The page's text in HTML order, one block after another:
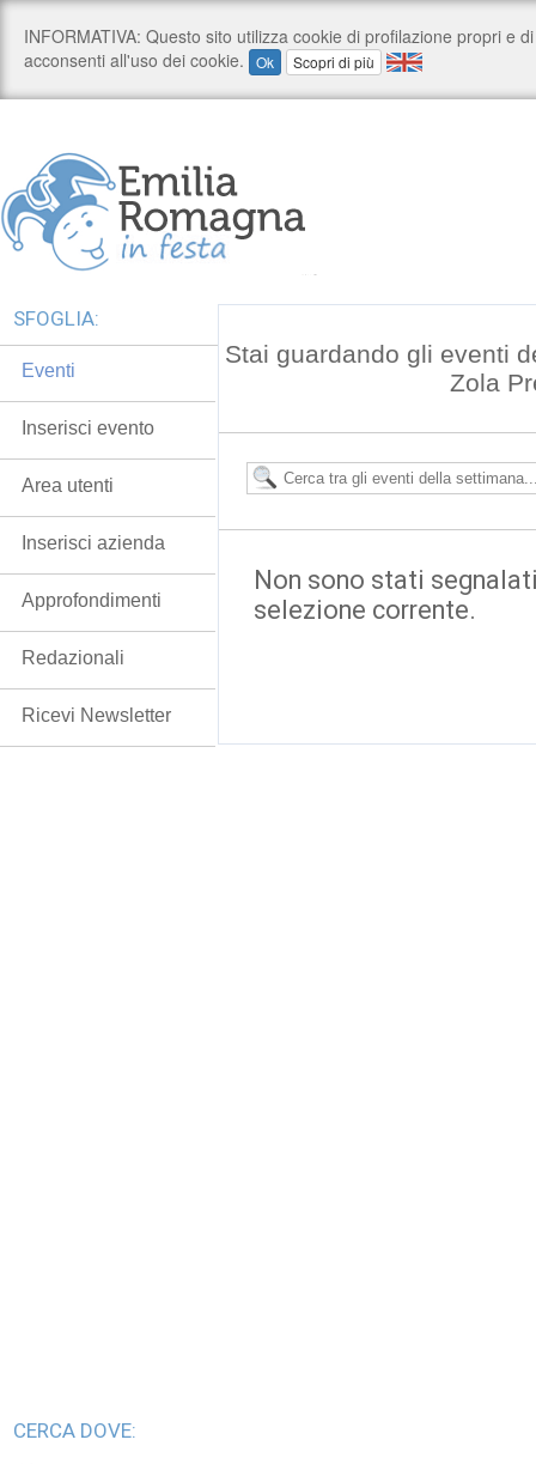
Stai guardando gli eventi
Zola
Non sono stati
selezione corrente.
SFOGLIA:
Eventi
Inserisci evento
Area utenti
Inserisci azienda
Approfondimenti
Redazionali
Ricevi Newsletter
CERCA DOVE: